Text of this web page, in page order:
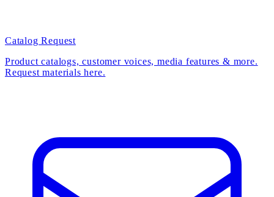
Catalog Request
Product catalogs, customer voices, media features & more.
Request materials here.